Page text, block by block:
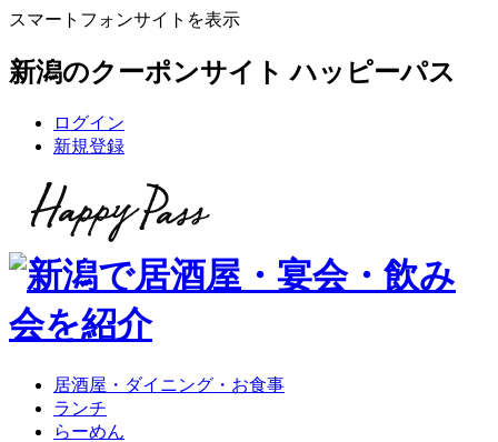
スマートフォンサイトを表示
新潟のクーポンサイト ハッピーパス
ログイン
新規登録
居酒屋・ダイニング・お食事
ランチ
らーめん